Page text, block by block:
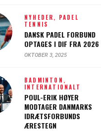
NYHEDER, PADEL
TENNIS
DANSK PADEL FORBUND
OPTAGES I DIF FRA 2026
OKTOBER 3, 2025
BADMINTON,
INTERNATIONALT
POUL-ERIK HØYER
MODTAGER DANMARKS
IDRÆTSFORBUNDS
ÆRESTEGN